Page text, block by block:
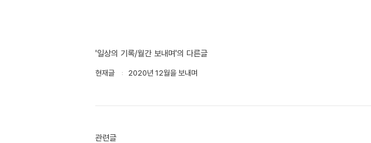
'일상의 기록/월간 보내며'의 다른글
현재글 2020년 12월을 보내며
관련글